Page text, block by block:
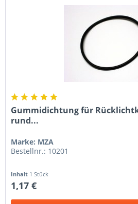
Gummidichtung für
rund...
Marke: MZA
Bestellnr.: 10201
Inhalt 1 Stück
1,17 €